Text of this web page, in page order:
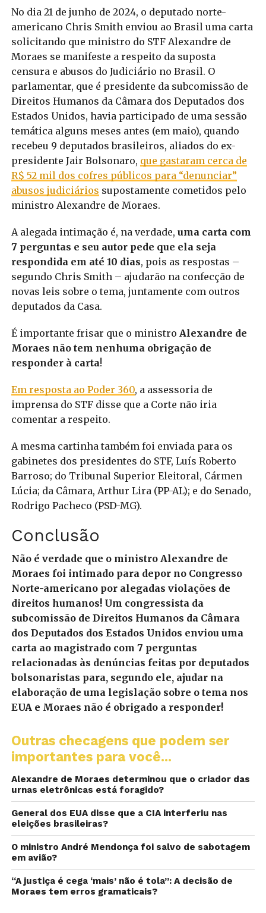
No dia 21 de junho de 2024, o deputado norte-
americano Chris Smith enviou ao Brasil uma carta
solicitando que ministro do STF Alexandre de
Moraes se manifeste a respeito da suposta
censura e abusos do Judiciário no Brasil. O
parlamentar, que é presidente da subcomissão de
Direitos Humanos da Câmara dos Deputados dos
Estados Unidos, havia participado de uma sessão
temática alguns meses antes (em maio), quando
recebeu 9 deputados brasileiros, aliados do ex-
presidente Jair Bolsonaro, que gastaram cerca de
R$ 52 mil dos cofres públicos para “denunciar”
abusos judiciários supostamente cometidos pelo
ministro Alexandre de Moraes.
A alegada intimação é, na verdade, uma carta com
7 perguntas e seu autor pede que ela seja
respondida em até 10 dias, pois as respostas –
segundo Chris Smith – ajudarão na confecção de
novas leis sobre o tema, juntamente com outros
deputados da Casa.
É importante frisar que o ministro Alexandre de
Moraes não tem nenhuma obrigação de
responder à carta!
Em resposta ao Poder 360, a assessoria de
imprensa do STF disse que a Corte não iria
comentar a respeito.
A mesma cartinha também foi enviada para os
gabinetes dos presidentes do STF, Luís Roberto
Barroso; do Tribunal Superior Eleitoral, Cármen
Lúcia; da Câmara, Arthur Lira (PP-AL); e do Senado,
Rodrigo Pacheco (PSD-MG).
Conclusão
Não é verdade que o ministro Alexandre de
Moraes foi intimado para depor no Congresso
Norte-americano por alegadas violações de
direitos humanos! Um congressista da
subcomissão de Direitos Humanos da Câmara
dos Deputados dos Estados Unidos enviou uma
carta ao magistrado com 7 perguntas
relacionadas às denúncias feitas por deputados
bolsonaristas para, segundo ele, ajudar na
elaboração de uma legislação sobre o tema nos
EUA e Moraes não é obrigado a responder!
Outras checagens que podem ser
importantes para você...
Alexandre de Moraes determinou que o criador das
urnas eletrônicas está foragido?
General dos EUA disse que a CIA interferiu nas
eleições brasileiras?
O ministro André Mendonça foi salvo de sabotagem
em avião?
“A justiça é cega ‘mais’ não é tola”: A decisão de
Moraes tem erros gramaticais?